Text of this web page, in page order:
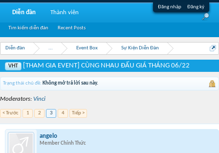
Đăng nhập Đăng ký
Diễn đàn ... Event Box Sự Kiện Diễn Đàn
VHT [THAM GIA EVENT] CÙNG NHAU ĐẤU GIÁ THÁNG 06/22
Trạng thái chủ đề: Không mở trả lời sau này.
Moderators: Vinci
< Trước 1 2 3 4 Tiếp >
angelo
Member Chính Thức
Diễn đàn
Tìm kiếm diễn đàn Recent Posts
Thành viên